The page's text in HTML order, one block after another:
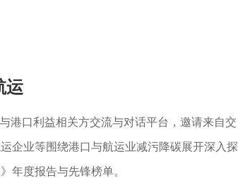
运
港口利益相关方交流与对话平台，邀请来自交
企业等围绕港口与航运业减污降碳展开深入探
年度报告与先锋榜单。